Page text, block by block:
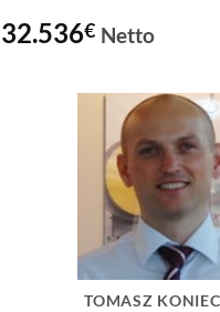
32.536€ Netto
TOMASZ